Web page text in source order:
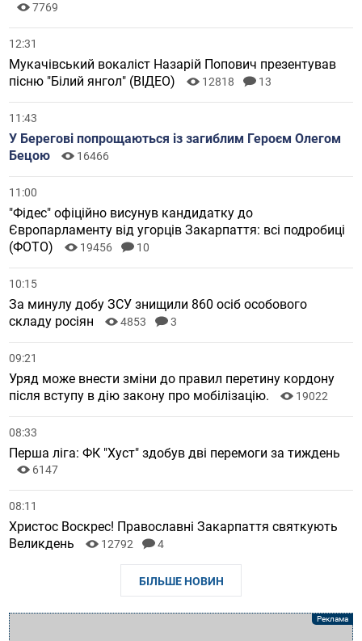
7769
12:31
Мукачівський вокаліст Назарій Попович презентував
пісню "Білий янгол" (ВІДЕО)
12818 13
11:43
У Берегові попрощаються із загиблим Героєм Олегом
Бецою
16466
11:00
"Фідес" офіційно висунув кандидатку до
Європарламенту від угорців Закарпаття: всі подробиці
(ФОТО)
19456 10
10:15
За минулу добу ЗСУ знищили 860 осіб особового
складу росіян
4853 3
09:21
Уряд може внести зміни до правил перетину кордону
після вступу в дію закону про мобілізацію.
19022
08:33
Перша ліга: ФК "Хуст" здобув дві перемоги за тиждень
6147
08:11
Христос Воскрес! Православні Закарпаття святкують
Великдень
12792 4
БІЛЬШЕ НОВИН